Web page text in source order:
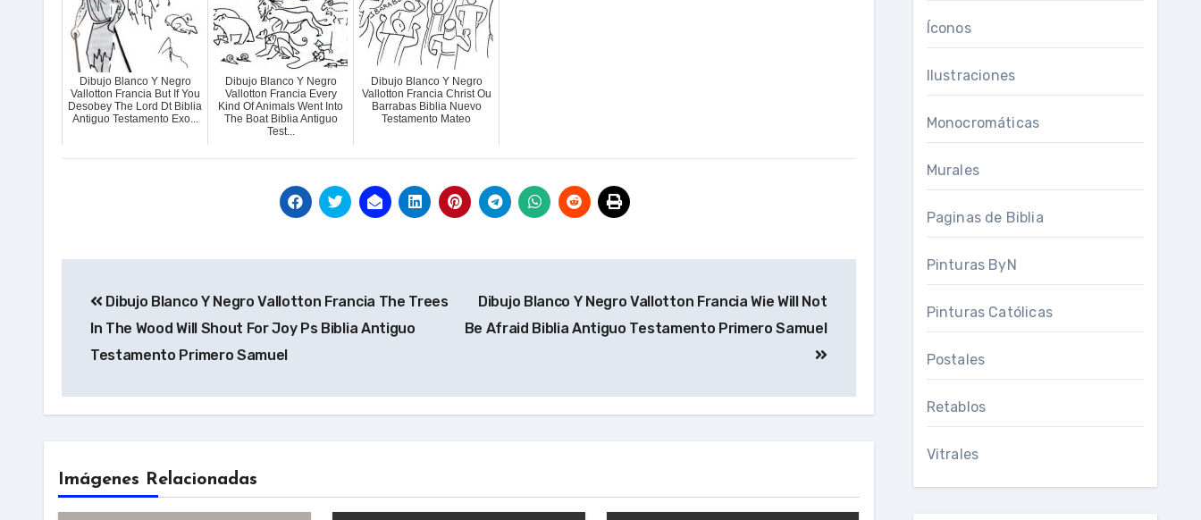
Dibujo Blanco Y Negro
Vallotton Francia But If You
Desobey The Lord Dt Biblia
Antiguo Testamento Exo...
Dibujo Blanco Y Negro
Vallotton Francia Every
Kind Of Animals Went Into
The Boat Biblia Antiguo
Test...
Dibujo Blanco Y Negro
Vallotton Francia Christ Ou
Barrabas Biblia Nuevo
Testamento Mateo
de
entradas
Dibujo Blanco Y Negro Vallotton Francia The Trees
In The Wood Will Shout For Joy Ps Biblia Antiguo
Testamento Primero Samuel
Dibujo Blanco Y Negro Vallotton Francia Wie Will Not
Be Afraid Biblia Antiguo Testamento Primero Samuel
Imágenes Relacionadas
Íconos
Ilustraciones
Monocromáticas
Murales
Paginas de Biblia
Pinturas ByN
Pinturas Católicas
Postales
Retablos
Vitrales